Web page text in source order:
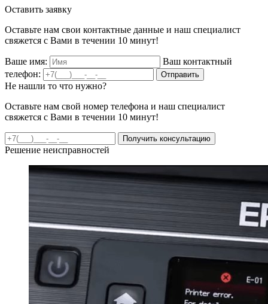
Оставить заявку
Оставьте нам свои контактные данные и наш специалист
свяжется с Вами в течении 10 минут!
Ваше имя:
Ваш контактный
телефон:
Отправить
Не нашли то что нужно?
Оставьте нам свой номер телефона и наш специалист
свяжется с Вами в течении 10 минут!
Получить консультацию
Решение неисправностей